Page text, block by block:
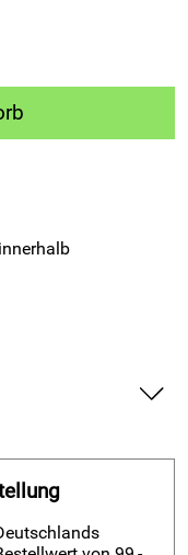
Stutzen. Hierbei
oder in einer